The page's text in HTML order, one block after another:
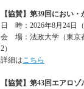
【協賛】第39回におい
日 時：2026年8月24日（
会 場：法政大学（東京
2）
詳細はこちら
【協賛】第43回エアロ